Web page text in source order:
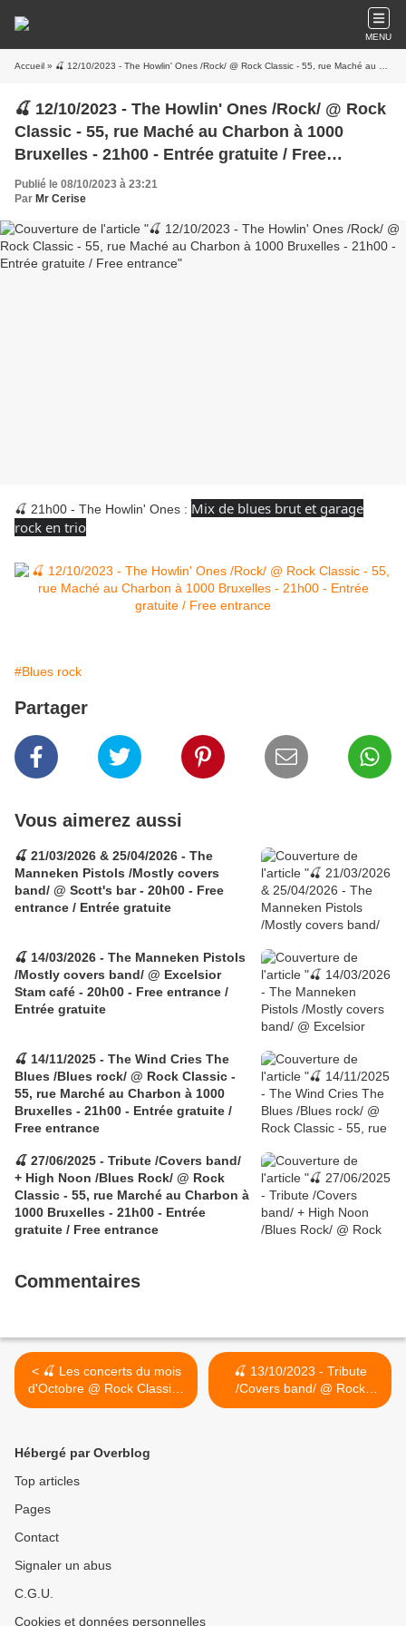
MENU
Accueil » 🍒 12/10/2023 - The Howlin' Ones /Rock/ @ Rock Classic - 55, rue Maché au Charbon à 1000 Bruxelles - 21h00 - Entrée gratuite / Free entrance
🍒 12/10/2023 - The Howlin' Ones /Rock/ @ Rock
Classic - 55, rue Maché au Charbon à 1000
Bruxelles - 21h00 - Entrée gratuite / Free
entrance
Publié le 08/10/2023 à 23:21
Par Mr Cerise
🍒 21h00 - The Howlin' Ones : Mix de blues brut et garage
rock en trio
#Blues rock
Partager
Vous aimerez aussi
🍒 21/03/2026 & 25/04/2026 - The
Manneken Pistols /Mostly covers
band/ @ Scott's bar - 20h00 - Free
entrance / Entrée gratuite
🍒 14/03/2026 - The Manneken Pistols
/Mostly covers band/ @ Excelsior
Stam café - 20h00 - Free entrance /
Entrée gratuite
🍒 14/11/2025 - The Wind Cries The
Blues /Blues rock/ @ Rock Classic -
55, rue Marché au Charbon à 1000
Bruxelles - 21h00 - Entrée gratuite /
Free entrance
🍒 27/06/2025 - Tribute /Covers band/
+ High Noon /Blues Rock/ @ Rock
Classic - 55, rue Marché au Charbon à
1000 Bruxelles - 21h00 - Entrée
gratuite / Free entrance
Commentaires
< 🍒 Les concerts du mois
d'Octobre @ Rock Classic /
23/12 : BLONDIE tribute
🍒 13/10/2023 - Tribute
/Covers band/ @ Rock
Classic - 55, rue Maché au
Hébergé par Overblog
Top articles
Pages
Contact
Signaler un abus
C.G.U.
Cookies et données personnelles